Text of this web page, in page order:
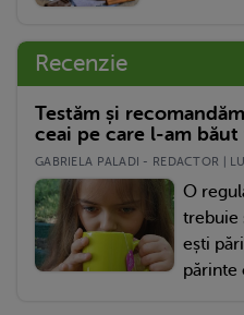
Recenzie
Testăm și
ceai pe care l-am băut
GABRIELA PALADI - REDACTOR |
O
trebuie
ești
părinte